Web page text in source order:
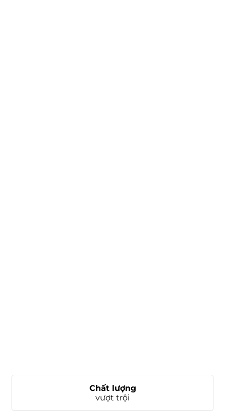
Chất lượng
vượt trội